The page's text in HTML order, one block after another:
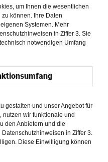
Fungisai Sithole,
András, María
Hodun, Omar
Amin, Veysel Ok,
à :
um Ihnen die wesentlichen
können. Ihre Daten
Systemen. Mehr
in Ziffer 3. Sie
notwendigen Umfang
gestalten und unser Angebot für
nutzen wir funktionale und
den Anbietern und die
in Ziffer 3.
Diese Einwilligung können